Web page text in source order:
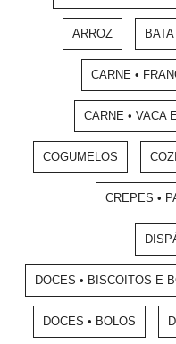
ARROZ
CARNE •
CARNE • VACA
COGUMELOS
CREPES •
DOCES • BISCOITOS E
DOCES • BOLOS